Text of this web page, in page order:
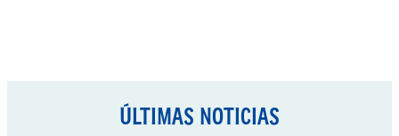
ÚLTIMAS NOTICIAS